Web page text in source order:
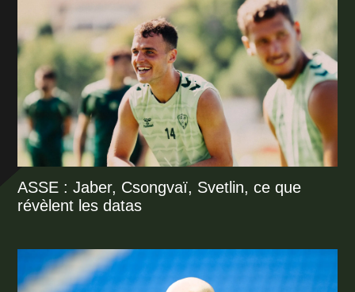
ASSE : Jaber, Csongvaï, Svetlin, ce que
révèlent les datas